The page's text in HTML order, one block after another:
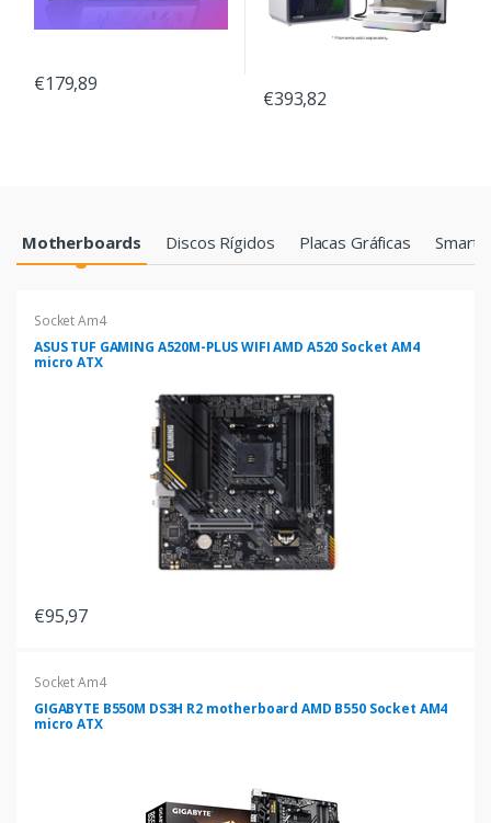
€179,89
€393,82
Products Grid
Motherboards Discos Rígidos Placas Gráficas
Socket Am4
ASUS TUF GAMING A520M-PLUS WIFI AMD A520 Socket AM4
micro ATX
€95,97
Socket Am4
GIGABYTE B550M DS3H R2 motherboard AMD B550 Socket AM4
micro ATX